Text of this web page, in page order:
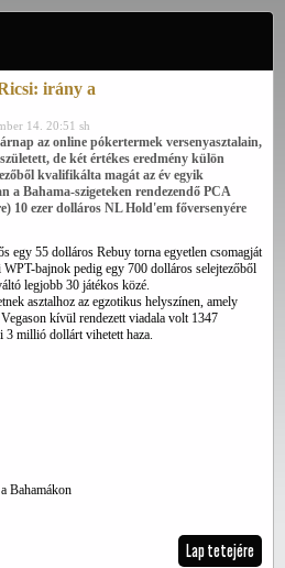
irány a
14. 20:51 sh
az online pókertermek versenyasztalain,
de két értékes eredmény külön
kvalifikálta magát az év egyik
Bahama-szigeteken rendezendő PCA
10 ezer dolláros NL Hold'em főversenyére
egy 55 dolláros Rebuy torna egyetlen csomagját
WPT-bajnok pedig egy 700 dolláros selejtezőből
legjobb 30 játékos közé.
asztalhoz az egzotikus helyszínen, amely
kívül rendezett viadala volt 1347
3 millió dollárt vihetett haza.
Bahamákon
Lap tetejére